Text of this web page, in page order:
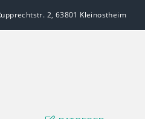
2, 63801 Kleinostheim